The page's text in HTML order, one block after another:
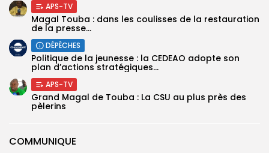
COMMUNIQUE
APS-TV
Magal Touba : dans les coulisses de la restauration
de la presse...
DÉPÊCHES
Politique de la jeunesse : la CEDEAO adopte son
plan d’actions stratégiques...
APS-TV
Grand Magal de Touba : La CSU au plus près des
pèlerins